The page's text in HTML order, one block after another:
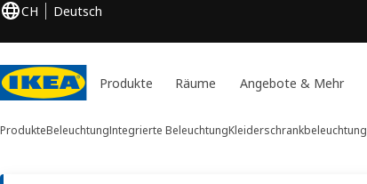
CH Deutsch
Produkte Räume Angebote & Mehr
ProdukteBeleuchtungIntegrierte BeleuchtungKleiderschrankbeleuchtung